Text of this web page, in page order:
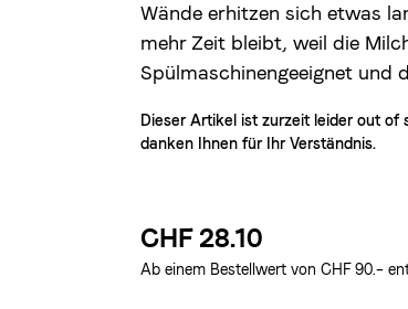
Wände erhitzen sich etwas
mehr Zeit bleibt, weil die
Spülmaschinengeeignet und
Dieser Artikel ist zurzeit leider out
danken Ihnen für Ihr Verständnis.
CHF 28.10
Ab einem Bestellwert von CHF 90.–